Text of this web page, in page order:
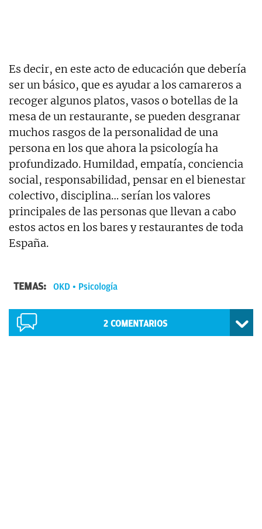
Es decir, en este acto de educación que debería
ser un básico, que es ayudar a los camareros a
recoger algunos platos, vasos o botellas de la
mesa de un restaurante, se pueden desgranar
muchos rasgos de la personalidad de una
persona en los que ahora la psicología ha
profundizado. Humildad, empatía, conciencia
social, responsabilidad, pensar en el bienestar
colectivo, disciplina… serían los valores
principales de las personas que llevan a cabo
estos actos en los bares y restaurantes de toda
España.
TEMAS: OKD Psicología
2 COMENTARIOS